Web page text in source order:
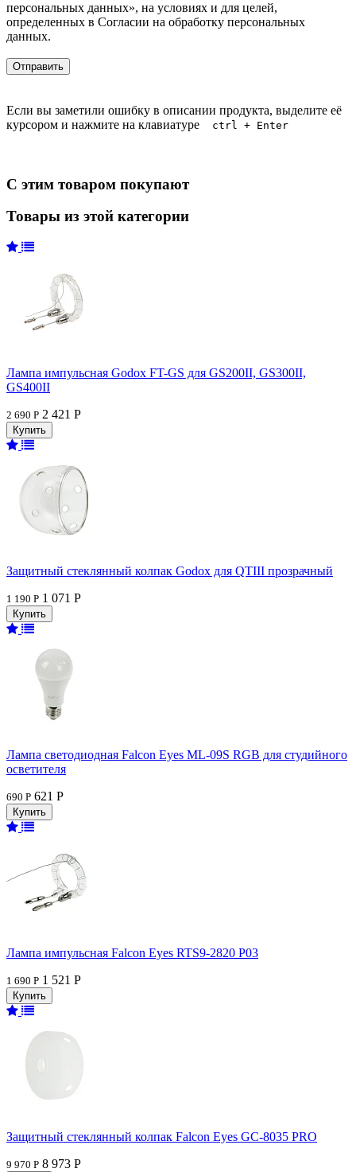
персональных данных», на условиях и для целей,
определенных в Согласии на обработку персональных
данных.
Если вы заметили ошибку в описании продукта, выделите её
курсором и нажмите на клавиатуре
ctrl + Enter
С этим товаром покупают
Товары из этой категории
Лампа импульсная Godox FT-GS для GS200II, GS300II,
GS400II
2 690 Р 2 421 Р
Защитный стеклянный колпак Godox для QTIII прозрачный
1 190 Р 1 071 Р
Лампа светодиодная Falcon Eyes ML-09S RGB для студийного
осветителя
690 Р 621 Р
Лампа импульсная Falcon Eyes RTS9-2820 P03
1 690 Р 1 521 Р
Защитный стеклянный колпак Falcon Eyes GC-8035 PRO
9 970 Р 8 973 Р